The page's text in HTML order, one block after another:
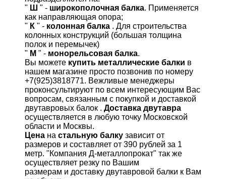
" Ш " - широкополочная балка. Применяется
как направляющая опора;
" К " - колонная балка . Для строительства
колонных конструкций (большая толщина
полок и перемычек)
" М " - монорельсовая балка.
Вы можете купить металлические балки в
нашем магазине просто позвонив по номеру
+7(925)3818771. Вежливые менеджеры
проконсультируют по всем интересующим Вас
вопросам, связанным с покупкой и доставкой
двутавровых балок . Доставка двутавра
осуществляется в любую точку Московской
области и Москвы.
Цена на стальную балку зависит от
размеров и составляет от 390 рублей за 1
метр. "Компания Д-металлопрокат" так же
осуществляет резку по Вашим
размерам и доставку двутавровой балки к Вам